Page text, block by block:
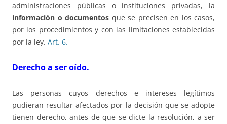
administraciones públicas o instituciones privadas, la
información o documentos que se precisen en los casos,
por los procedimientos y con las limitaciones establecidas
por la ley. Art. 6.
Derecho a ser oído.
Las personas cuyos derechos e intereses legítimos
pudieran resultar afectados por la decisión que se adopte
tienen derecho, antes de que se dicte la resolución, a ser